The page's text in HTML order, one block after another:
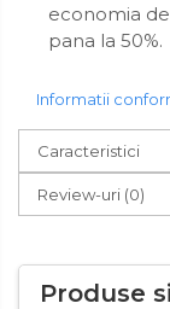
economia
pana la 50%.
Informatii
Caracteristici
Review-uri (0)
Produse